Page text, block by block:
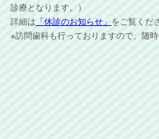
診療となります。）
詳細は 「休診のお知らせ」 をご覧くだ
※訪問歯科も行っておりますので、随時